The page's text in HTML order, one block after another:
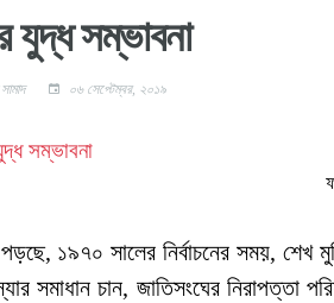
যুদ্ধ সম্ভাবনা
০৬ সেপ্টেম্বর, ২০১৯
১৯৭০ সালের নির্বাচনের সময়, শেখ
সমাধান চান, জাতিসংঘের